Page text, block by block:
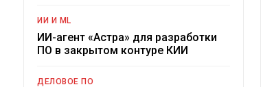
ИИ И ML
ИИ-агент «Астра» для разработки
ПО в закрытом контуре КИИ
ДЕЛОВОЕ ПО